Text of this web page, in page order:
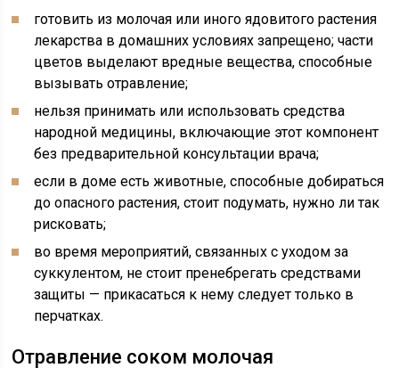
готовить из молочая или иного ядовитого растения
лекарства в домашних условиях запрещено; части
цветов выделают вредные вещества, способные
вызывать отравление;
нельзя принимать или использовать средства
народной медицины, включающие этот компонент
без предварительной консультации врача;
если в доме есть животные, способные добираться
до опасного растения, стоит подумать, нужно ли так
рисковать;
во время мероприятий, связанных с уходом за
суккулентом, не стоит пренебрегать средствами
защиты — прикасаться к нему следует только в
перчатках.
Отравление соком молочая